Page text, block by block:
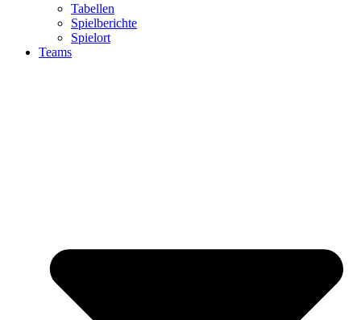
Tabellen
Spielberichte
Spielort
Teams